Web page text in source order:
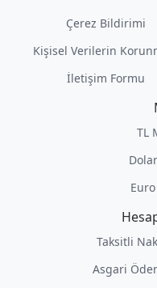
Çerez Bildirimi
Kişisel Verilerin
İletişim Formu
TL
Taksitli
Asgari